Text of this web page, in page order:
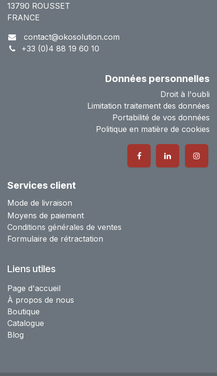
13790 ROUSSET
FRANCE
contact@okosolution.com
+33 (0)4 88 19 60 10
Données personnelles
Droit à l'oubli
Limitation traitement des données
Portabilité de vos données
Politique en matière de cookies
Services client
Mode de livraison
Moyens de paiement
Conditions générales de ventes
Formulaire de rétractation
Liens utiles
Page d'accueil
À propos de nous
Boutique
Catalogue
Blog